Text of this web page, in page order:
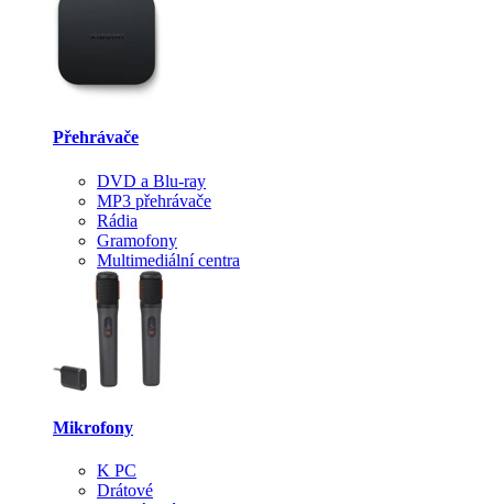
Přehrávače
DVD a Blu-ray
MP3 přehrávače
Rádia
Gramofony
Multimediální centra
Mikrofony
K PC
Drátové